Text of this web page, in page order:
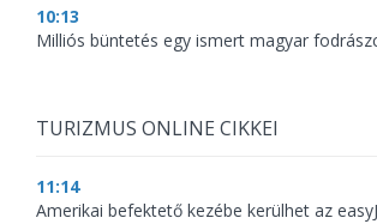
10:13
Milliós büntetés egy ismert magyar
TURIZMUS ONLINE CIKKEI
11:14
Amerikai befektető kezébe kerülhet az